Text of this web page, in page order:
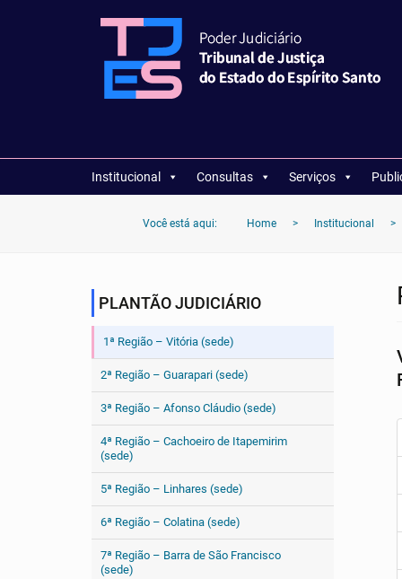
Institucional Consultas Serviços
Você está aqui: Home > Institucional >
PLANTÃO JUDICIÁRIO
1ª Região – Vitória (sede)
2ª Região – Guarapari (sede)
3ª Região – Afonso Cláudio (sede)
4ª Região – Cachoeiro de Itapemirim
(sede)
5ª Região – Linhares (sede)
6ª Região – Colatina (sede)
7ª Região – Barra de São Francisco
(sede)